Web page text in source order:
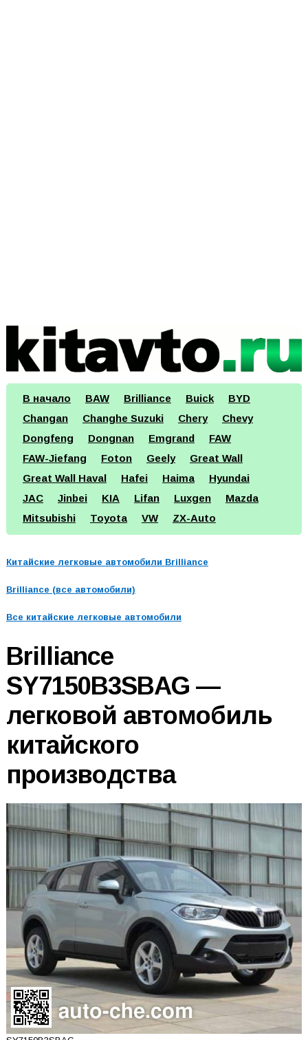
В начало BAW Brilliance Buick
BYD
Changan
Changhe Suzuki Chery
Chevy
Dongfeng
Dongnan Emgrand
FAW
FAW-Jiefang
Foton Geely
Great Wall
Great Wall Haval
Hafei Haima
Hyundai
JAC
Jinbei KIA Lifan Luxgen
Mazda
Mitsubishi
Toyota VW ZX-Auto
Китайские легковые автомобили Brilliance
Brilliance (все автомобили)
Все китайские легковые автомобили
Brilliance
SY7150B3SBAG —
легковой автомобиль
китайского
производства